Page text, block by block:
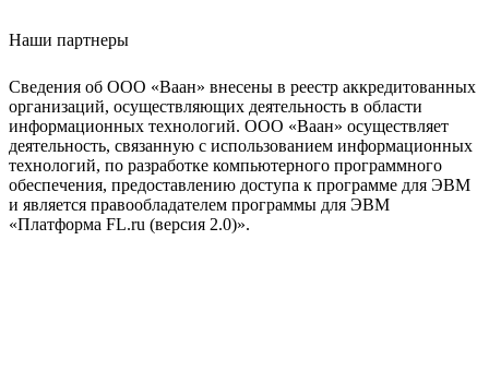
Наши партнеры
Сведения об ООО «Ваан» внесены в реестр аккредитованных
организаций, осуществляющих деятельность в области
информационных технологий. ООО «Ваан» осуществляет
деятельность, связанную с использованием информационных
технологий, по разработке компьютерного программного
обеспечения, предоставлению доступа к программе для ЭВМ
и является правообладателем программы для ЭВМ
«Платформа FL.ru (версия 2.0)».